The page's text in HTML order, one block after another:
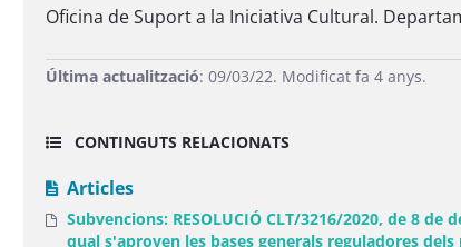
Oficina de Suport a la Iniciativa Cultural.
Última actualització: 09/03/22. Modificat fa 4 anys.
CONTINGUTS RELACIONATS
Articles
Subvencions: RESOLUCIÓ CLT/3216/2020, de 8
qual s'aproven les bases generals reguladores